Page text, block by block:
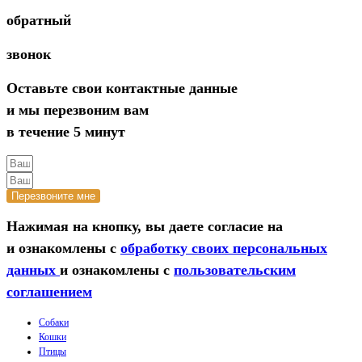
обратный
звонок
Оставьте свои контактные данные
и мы перезвоним вам
в течение 5 минут
Перезвоните мне
Нажимая на кнопку, вы даете согласие на
и ознакомлены с обработку своих персональных
данных и ознакомлены с пользовательским
соглашением
Собаки
Кошки
Птицы